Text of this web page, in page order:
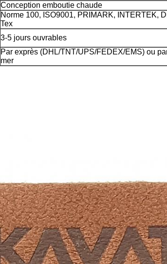
Conception emboutie chaude
Norme 100, ISO9001, PRIMARK, INTERTEK,
Tex
3-5 jours ouvrables
Par exprès (DHL/TNT/UPS/FEDEX/EMS) ou
mer